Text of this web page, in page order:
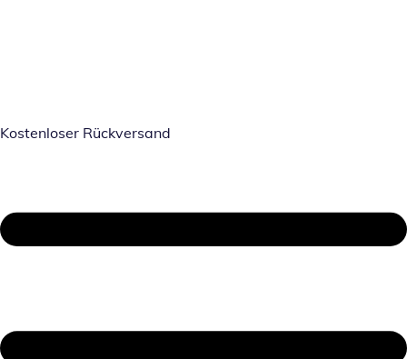
Kostenloser Rückversand